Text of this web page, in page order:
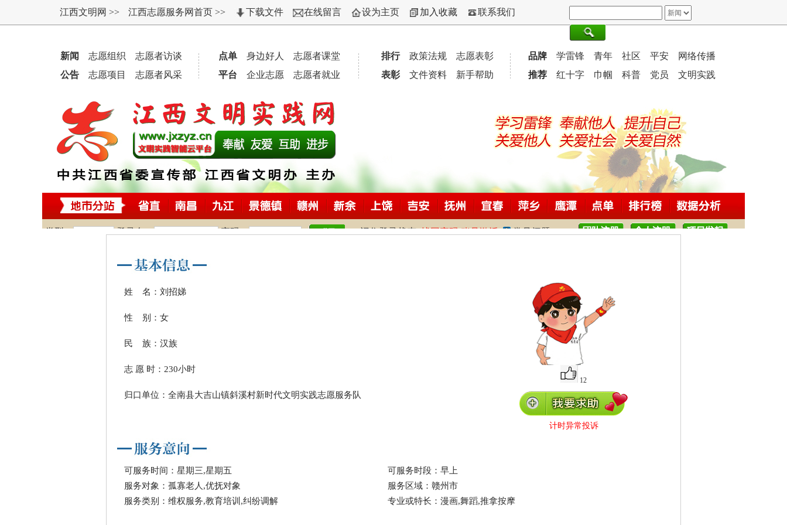
姓 名：刘招娣
12
计时异常投诉
性 别：女
民 族：汉族
志 愿 时：230小时
归口单位：全南县大吉山镇斜溪村新时代文明实践志愿服务队
可服务时间：星期三,星期五
可服务时段：早上
服务对象：孤寡老人,优抚对象
服务区域：赣州市
服务类别：维权服务,教育培训,纠纷调解
专业或特长：漫画,舞蹈,推拿按摩